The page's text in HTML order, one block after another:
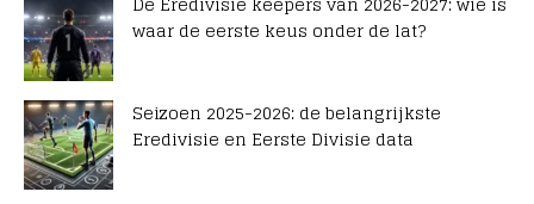
waar de eerste keus onder de lat?
Seizoen 2025-2026: de belangrijkste
Eredivisie en Eerste Divisie data